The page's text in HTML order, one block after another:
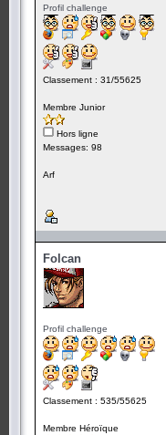
Profil challenge
Classement : 31/55625
Membre Junior
Hors ligne
Messages: 98
Arf
Folcan
Profil challenge
Classement : 535/55625
Membre Héroïque